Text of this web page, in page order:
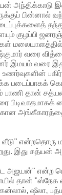
அந்திக்காடு
பின்னால்
குழப்பி
வரை
இமயம் வரை
படைப்பாகக்
பாணி தான்
என்றதொரு
இது சத்யன்
அஜயன்" என்ற
தான்
ஷீலா,